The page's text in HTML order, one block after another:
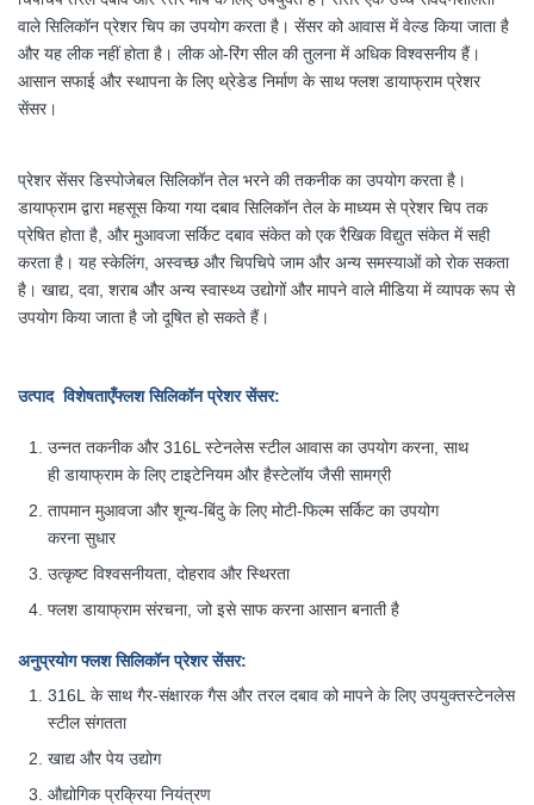
वाले सिलिकॉन प्रेशर चिप का उपयोग करता है। सेंसर को आवास में वेल्ड किया जाता है
और यह लीक नहीं होता है। लीक ओ-रिंग सील की तुलना में अधिक विश्वसनीय हैं।
आसान सफाई और स्थापना के लिए थ्रेडेड निर्माण के साथ फ्लश डायाफ्राम प्रेशर
सेंसर।
प्रेशर सेंसर डिस्पोजेबल सिलिकॉन तेल भरने की तकनीक का उपयोग करता है।
डायाफ्राम द्वारा महसूस किया गया दबाव सिलिकॉन तेल के माध्यम से प्रेशर चिप तक
प्रेषित होता है, और मुआवजा सर्किट दबाव संकेत को एक रैखिक विद्युत संकेत में सही
करता है। यह स्केलिंग, अस्वच्छ और चिपचिपे जाम और अन्य समस्याओं को रोक सकता
है। खाद्य, दवा, शराब और अन्य स्वास्थ्य उद्योगों और मापने वाले मीडिया में व्यापक रूप से
उपयोग किया जाता है जो दूषित हो सकते हैं।
उत्पाद विशेषताएँफ्लश सिलिकॉन प्रेशर सेंसर:
उन्नत तकनीक और 316L स्टेनलेस स्टील आवास का उपयोग करना, साथ
हीडायाफ्राम के लिए टाइटेनियम और हैस्टेलॉय जैसी सामग्री
तापमान मुआवजा और शून्य-बिंदु के लिए मोटी-फिल्म सर्किट का उपयोग
करना सुधार
उत्कृष्ट विश्वसनीयता, दोहराव और स्थिरता
फ्लश डायाफ्राम संरचना, जो इसे साफ करना आसान बनाती है
अनुप्रयोगफ्लश सिलिकॉन प्रेशर सेंसर:
316L के साथ गैर-संक्षारक गैस और तरल दबाव को मापने के लिए उपयुक्तस्टेनलेस
स्टील संगतता
खाद्य और पेय उद्योग
औद्योगिक प्रक्रिया नियंत्रण